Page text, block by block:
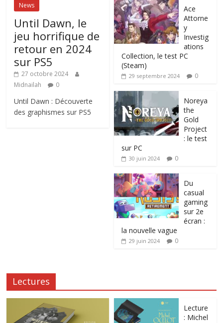
News
Until Dawn, le
jeu horrifique de
retour en 2024
sur PS5
27 octobre 2024
Midnailah
0
Until Dawn : Découverte
des graphismes sur PS5
Ace
Attorne
y
Investig
ations
Collection, le test PC
(Steam)
29 septembre 2024 0
Noreya
the
Gold
Project
: le test
sur PC
30 juin 2024 0
Du
casual
gaming
sur 2e
écran :
la nouvelle vague
29 juin 2024 0
Lectures
Lecture
: Michel